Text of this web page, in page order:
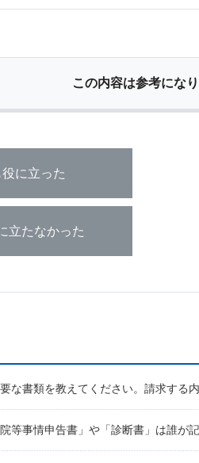
この内容は参考にな
役に立った
立たなかった
な書類を教えてください。請求する
等事情申告書」や「診断書」は誰が